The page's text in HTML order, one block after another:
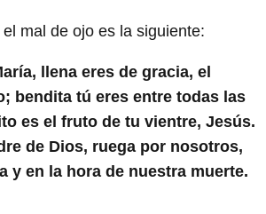
mal de ojo es la siguiente:
llena eres de gracia, el
bendita tú eres entre todas las
es el fruto de tu vientre, Jesús.
de Dios, ruega por nosotros,
y en la hora de nuestra muerte.